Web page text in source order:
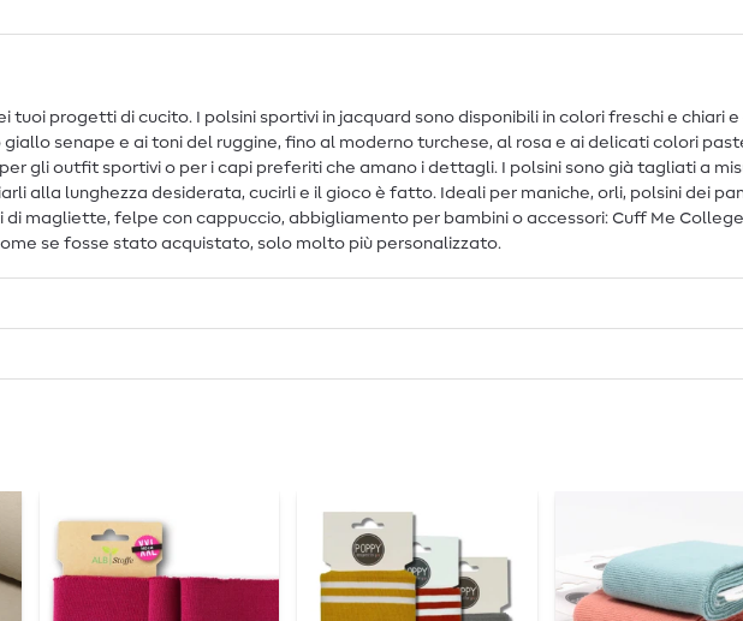
progetti di cucito. I polsini sportivi in jacquard sono disponibili in colori freschi e chiari e
senape e ai toni del ruggine, fino al moderno turchese, al rosa e ai delicati colori
gli outfit sportivi o per i capi preferiti che amano i dettagli. I polsini sono già tagliati a
alla lunghezza desiderata, cucirli e il gioco è fatto. Ideali per maniche, orli, polsini dei
magliette, felpe con cappuccio, abbigliamento per bambini o accessori: Cuff Me
se fosse stato acquistato, solo molto più personalizzato.